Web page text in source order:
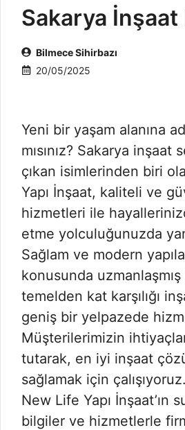
Sakarya İnşaat
Bilmece Sihirbazı
20/05/2025
Yeni bir yaşam alanına
mısınız? Sakarya inşaat
çıkan isimlerinden biri
Yapı İnşaat, kaliteli ve
hizmetleri ile
etme yolculuğunuzda
Sağlam ve modern
konusunda uzmanlaşmış
temelden kat karşılığı
geniş bir yelpazede
Müşterilerimizin
tutarak, en iyi inşaat
sağlamak için
New Life Yapı İnşaat’ın
bilgiler ve hizmetlerle